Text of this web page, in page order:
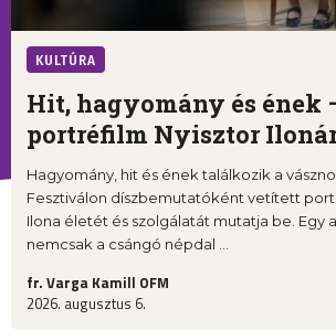
KULTÚRA
Hit, hagyomány és ének
portréfilm Nyisztor
Hagyomány, hit és ének találkozik a
Fesztiválon díszbemutatóként vetített
Ilona életét és szolgálatát mutatja be. Egy
nemcsak a csángó népdal ...
fr. Varga Kamill OFM
2026. augusztus 6.